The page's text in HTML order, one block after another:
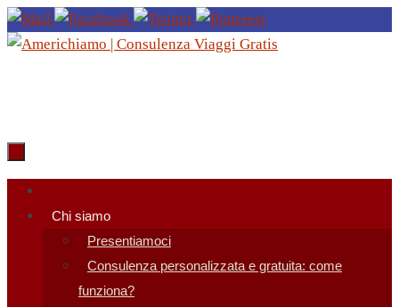
Salta
al
Salta
contenuto
Chi siamo
Presentiamoci
Consulenza personalizzata e gratuita: come
funziona?